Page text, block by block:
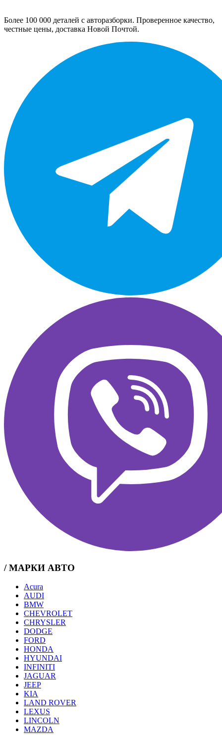
Более 100 000 деталей с авторазборки. Проверенное качество,
честные цены, доставка Новой Почтой.
/ МАРКИ АВТО
Acura
AUDI
BMW
CHEVROLET
CHRYSLER
DODGE
FORD
HONDA
HYUNDAI
INFINITI
JAGUAR
JEEP
KIA
LAND ROVER
LEXUS
LINCOLN
MAZDA